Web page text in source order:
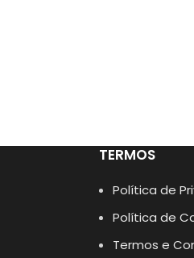
TERMOS
Política de
Política de
Termos e